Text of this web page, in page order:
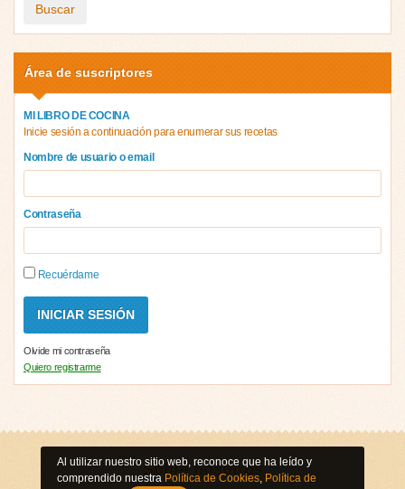
Buscar
Área de suscriptores
MI LIBRO DE COCINA
Inicie sesión a continuación para enumerar sus recetas
Nombre de usuario o email
Contraseña
Recuérdame
Olvide mi contraseña
Quiero registrarme
Sobre nosotros
Al utilizar nuestro sitio web, reconoce que ha leído y
comprendido nuestra Política de Cookies, Política de